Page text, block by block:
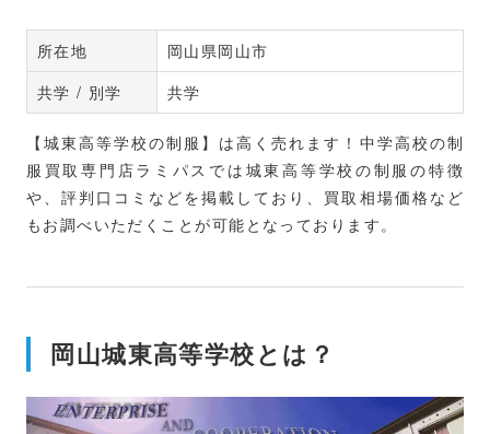
所在地
岡山県岡山市
共学 / 別学
共学
【城東高等学校の制服】は高く売れます！中学高校の制
服買取専門店ラミパスでは城東高等学校の制服の特徴
や、評判口コミなどを掲載しており、買取相場価格など
もお調べいただくことが可能となっております。
岡山城東高等学校とは？